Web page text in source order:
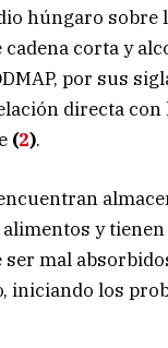
húngaro sobre
corta y
por sus
directa con
(2).
y tienen
mal
iniciando los